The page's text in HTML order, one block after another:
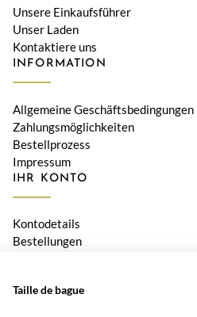
Taille de bague
Unsere Einkaufsführer
Unser Laden
Kontaktiere uns
INFORMATION
Allgemeine Geschäftsbedingungen
Zahlungsmöglichkeiten
Bestellprozess
Impressum
IHR KONTO
Kontodetails
Bestellungen
© 2026 Bijouterie Le Diamant, Orwa